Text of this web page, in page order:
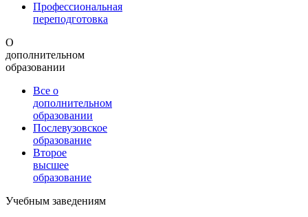
Профессиональная
переподготовка
О
дополнительном
образовании
Все о
дополнительном
образовании
Послевузовское
образование
Второе
высшее
образование
Учебным заведениям